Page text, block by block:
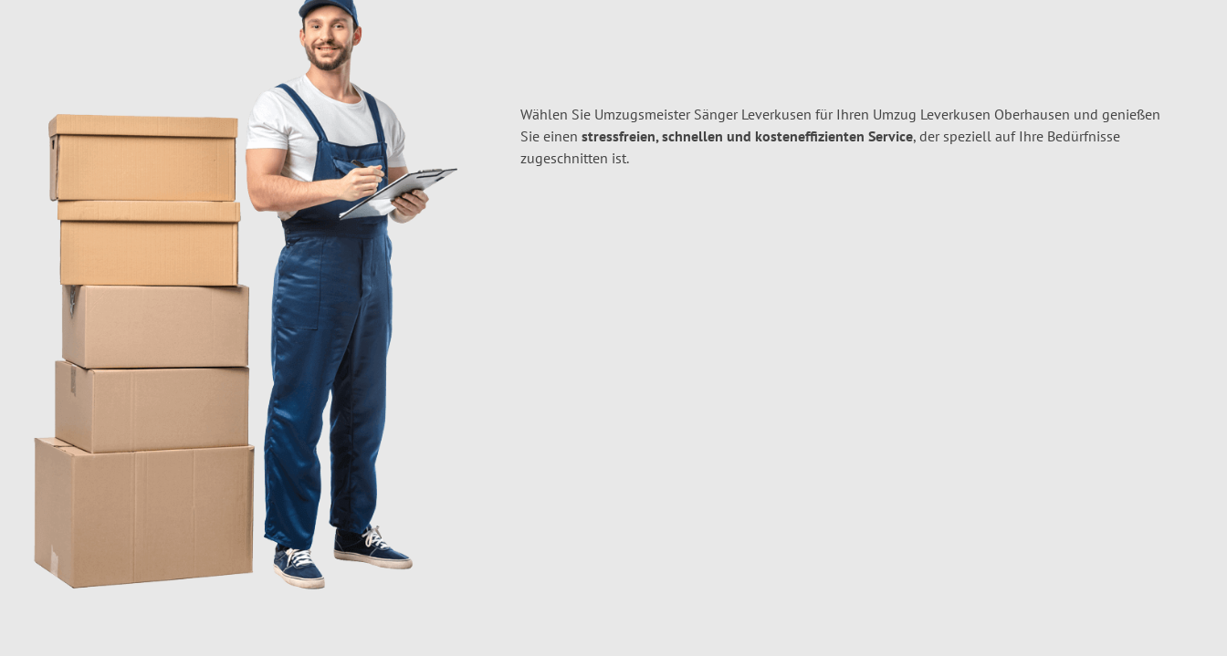
Wählen Sie Umzugsmeister Sänger Leverkusen für Ihren Umzug Leverkusen Oberhausen und genießen
Sie einen stressfreien, schnellen und kosteneffizienten Service, der speziell auf Ihre Bedürfnisse
zugeschnitten ist.